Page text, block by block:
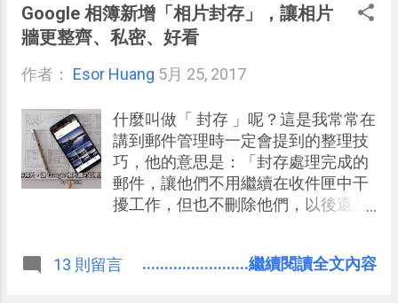
Word 與編輯免費全能工具，支援中
文 」、「 iLovePDF iLoveIMG 飛快的
」。 而今天要介紹的是一款 Android
轉檔、截取 App ，他的名字叫做：「
Timbre 」，最近這個禮拜在國外的
Reddit 論壇上獲得很大的好評與討
論，為什麼呢？也一樣就在於「簡潔
快速」四個字。
Google 相簿新增「相片封存」，讓相片
牆更整齊、私密、好看
作者： Esor Huang 5月 25, 2017
什麼叫做「 封存 」呢？這是我常常在
講到郵件管理時一定會提到的整理技
巧，他的意思是：「封存處理完成的
郵件，讓他們不用繼續在收件匣中干
擾工作，但也不刪除他們，以後還是
完整分 享」、「 Outlook 搞定 GTD 時
13 則留言 ........................繼續閱讀全文內容